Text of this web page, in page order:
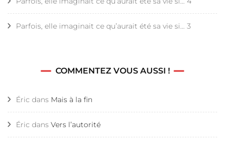
Parfois, elle imaginait ce qu’aurait été sa vie si… 3
COMMENTEZ VOUS AUSSI !
Éric dans Mais à la fin
Éric dans Vers l’autorité